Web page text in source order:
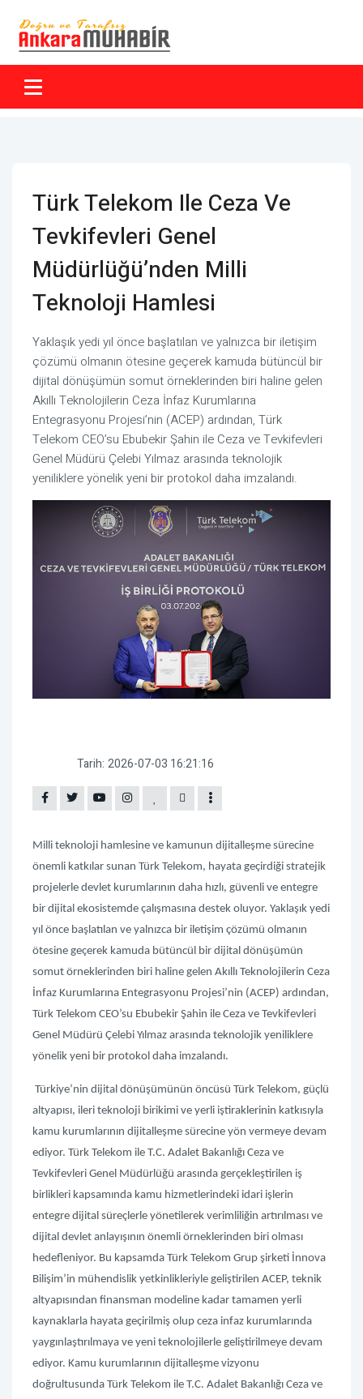
Türk Telekom Ile Ceza Ve
Tevkifevleri Genel
Müdürlüğü’nden Milli
Teknoloji Hamlesi
Yaklaşık yedi yıl önce başlatılan ve yalnızca bir iletişim
çözümü olmanın ötesine geçerek kamuda bütüncül bir
dijital dönüşümün somut örneklerinden biri haline gelen
Akıllı Teknolojilerin Ceza İnfaz Kurumlarına
Entegrasyonu Projesi’nin (ACEP) ardından, Türk
Telekom CEO’su Ebubekir Şahin ile Ceza ve Tevkifevleri
Genel Müdürü Çelebi Yılmaz arasında teknolojik
yeniliklere yönelik yeni bir protokol daha imzalandı.
Tarih: 2026-07-03 16:21:16
Milli teknoloji hamlesine ve kamunun dijitalleşme sürecine
önemli katkılar sunan Türk Telekom, hayata geçirdiği stratejik
projelerle devlet kurumlarının daha hızlı, güvenli ve entegre
bir dijital ekosistemde çalışmasına destek oluyor. Yaklaşık yedi
yıl önce başlatılan ve yalnızca bir iletişim çözümü olmanın
ötesine geçerek kamuda bütüncül bir dijital dönüşümün
somut örneklerinden biri haline gelen Akıllı Teknolojilerin Ceza
İnfaz Kurumlarına Entegrasyonu Projesi’nin (ACEP) ardından,
Türk Telekom CEO’su Ebubekir Şahin ile Ceza ve Tevkifevleri
Genel Müdürü Çelebi Yılmaz arasında teknolojik yeniliklere
yönelik yeni bir protokol daha imzalandı.
Türkiye’nin dijital dönüşümünün öncüsü Türk Telekom, güçlü
altyapısı, ileri teknoloji birikimi ve yerli iştiraklerinin katkısıyla
kamu kurumlarının dijitalleşme sürecine yön vermeye devam
ediyor. Türk Telekom ile T.C. Adalet Bakanlığı Ceza ve
Tevkifevleri Genel Müdürlüğü arasında gerçekleştirilen iş
birlikleri kapsamında kamu hizmetlerindeki idari işlerin
entegre dijital süreçlerle yönetilerek verimliliğin artırılması ve
dijital devlet anlayışının önemli örneklerinden biri olması
hedefleniyor. Bu kapsamda Türk Telekom Grup şirketi İnnova
Bilişim’in mühendislik yetkinlikleriyle geliştirilen ACEP, teknik
altyapısından finansman modeline kadar tamamen yerli
kaynaklarla hayata geçirilmiş olup ceza infaz kurumlarında
yaygınlaştırılmaya ve yeni teknolojilerle geliştirilmeye devam
ediyor. Kamu kurumlarının dijitalleşme vizyonu
doğrultusunda Türk Telekom ile T.C. Adalet Bakanlığı Ceza ve